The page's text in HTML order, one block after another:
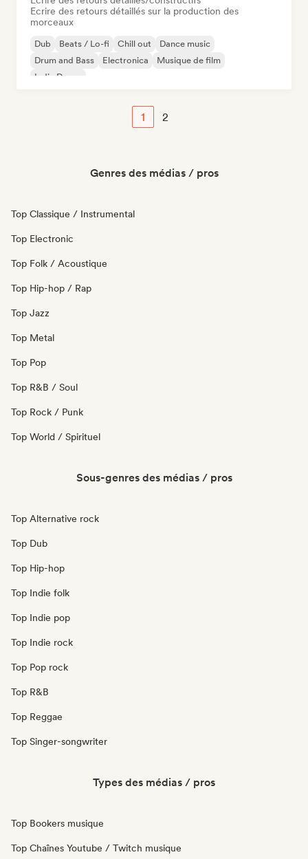
Ecrire des retours détaillés sur la production des
morceaux
Dub Beats / Lo-fi Chill out
Dance music
Drum and Bass
Electronica
Musique de film
Indie Dance
1 2
Genres des médias / pros
Top Classique / Instrumental
Top Electronic
Top Folk / Acoustique
Top Hip-hop / Rap
Top Jazz
Top Metal
Top Pop
Top R&B / Soul
Top Rock / Punk
Top World / Spirituel
Sous-genres des médias / pros
Top Alternative rock
Top Dub
Top Hip-hop
Top Indie folk
Top Indie pop
Top Indie rock
Top Pop rock
Top R&B
Top Reggae
Top Singer-songwriter
Types des médias / pros
Top Bookers musique
Top Chaînes Youtube / Twitch musique